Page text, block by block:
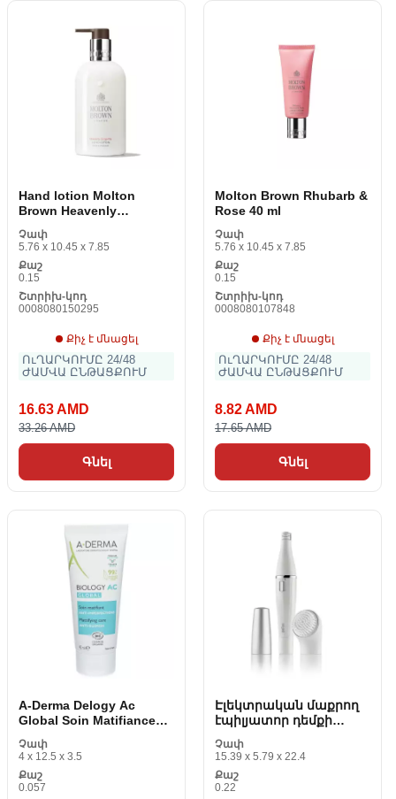
Hand lotion Molton
Brown Heavenly
Չափ
5.76 x 10.45 x 7.85
Քաշ
0.15
Շտրիխ-կոդ
0008080150295
Քիչ է մնացել
ՈւՂԱՐԿՈՒՄԸ 24/48
ԺԱՄՎԱ ԸՆԹԱՑՔՈՒՄ
16.63 AMD
33.26 AMD
Գնել
Molton Brown Rhubarb &
Rose 40 ml
Չափ
5.76 x 10.45 x 7.85
Քաշ
0.15
Շտրիխ-կոդ
0008080107848
Քիչ է մնացել
ՈւՂԱՐԿՈՒՄԸ 24/48
ԺԱՄՎԱ ԸՆԹԱՑՔՈՒՄ
8.82 AMD
17.65 AMD
Գնել
A-Derma Delogy Ac
Global Soin Matifiance
Չափ
4 x 12.5 x 3.5
Քաշ
0.057
Էլեկտրական մաքրող
էպիլյատոր դեմքի
Չափ
15.39 x 5.79 x 22.4
Քաշ
0.22